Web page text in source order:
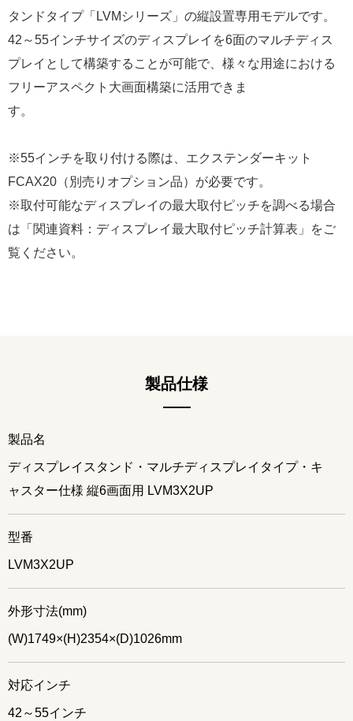
タンドタイプ「LVMシリーズ」の縦設置専用モデルです。
42～55インチサイズのディスプレイを6面のマルチディス
プレイとして構築することが可能で、様々な用途における
フリーアスペクト大画面構築に活用できま
す。
※55インチを取り付ける際は、エクステンダーキット
FCAX20（別売りオプション品）が必要です。
※取付可能なディスプレイの最大取付ピッチを調べる場合
は「関連資料：ディスプレイ最大取付ピッチ計算表」をご
覧ください。
製品仕様
製品名
ディスプレイスタンド・マルチディスプレイタイプ・キ
ャスター仕様 縦6画面用 LVM3X2UP
型番
LVM3X2UP
外形寸法(mm)
(W)1749×(H)2354×(D)1026mm
対応インチ
42～55インチ